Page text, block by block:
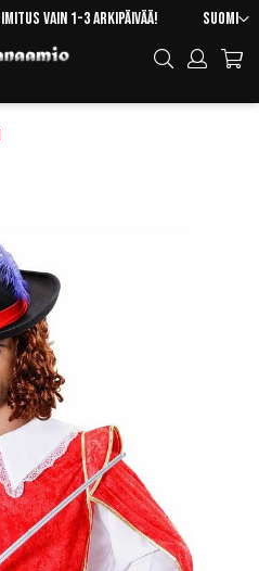
Skip
Content
Kieli
Suomi
vain 1-3 arkipäivää!
Hae